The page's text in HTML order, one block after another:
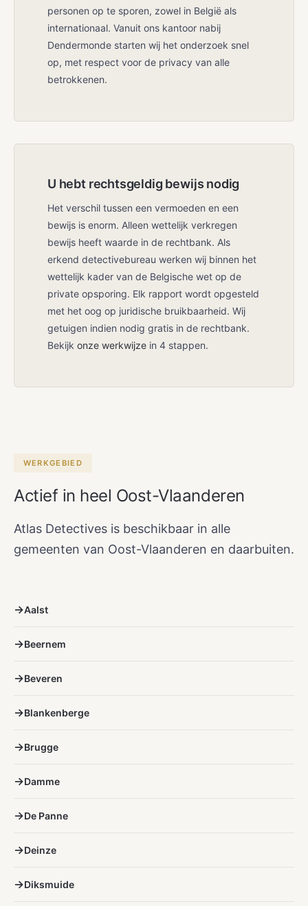
personen op te sporen, zowel in België als
internationaal. Vanuit ons kantoor nabij
Dendermonde starten wij het onderzoek snel
op, met respect voor de privacy van alle
betrokkenen.
U hebt rechtsgeldig bewijs nodig
Het verschil tussen een vermoeden en een
bewijs is enorm. Alleen wettelijk verkregen
bewijs heeft waarde in de rechtbank. Als
erkend detectivebureau werken wij binnen het
wettelijk kader van de Belgische wet op de
private opsporing. Elk rapport wordt opgesteld
met het oog op juridische bruikbaarheid. Wij
getuigen indien nodig gratis in de rechtbank.
Bekijk onze werkwijze in 4 stappen.
WERKGEBIED
Actief in heel Oost-Vlaanderen
Atlas Detectives is beschikbaar in alle
gemeenten van Oost-Vlaanderen en daarbuiten.
Aalst
Beernem
Beveren
Blankenberge
Brugge
Damme
De Panne
Deinze
Diksmuide